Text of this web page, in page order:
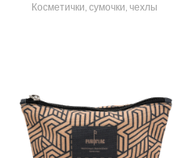
Косметички, сумочки, чехлы